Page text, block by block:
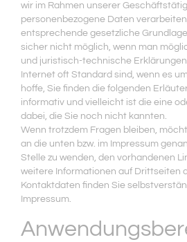
wir im Rahmen unserer
personenbezogene Daten
entsprechende gesetzliche
sicher nicht möglich, wenn man
und juristisch-technische
Internet oft Standard sind, wenn es
hoffe, Sie finden die folgenden
informativ und vielleicht ist die eine
dabei, die Sie noch nicht kannten.
Wenn trotzdem Fragen bleiben,
an die unten bzw. im Impressum
Stelle zu wenden, den vorhandenen
weitere Informationen auf Drittseiten
Kontaktdaten finden Sie
Impressum.